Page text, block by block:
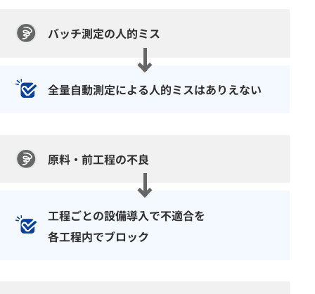
バッチ測定の人的ミス
全量自動測定による人的ミスはありえない
原料・前工程の不良
工程ごとの設備導入で不適合を
各工程内でブロック